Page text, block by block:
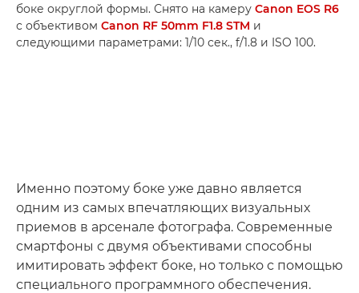
боке округлой формы. Снято на камеру Canon EOS R6
с объективом Canon RF 50mm F1.8 STM и
следующими параметрами: 1/10 сек., f/1.8 и ISO 100.
Именно поэтому боке уже давно является
одним из самых впечатляющих визуальных
приемов в арсенале фотографа. Современные
смартфоны с двумя объективами способны
имитировать эффект боке, но только с помощью
специального программного обеспечения.